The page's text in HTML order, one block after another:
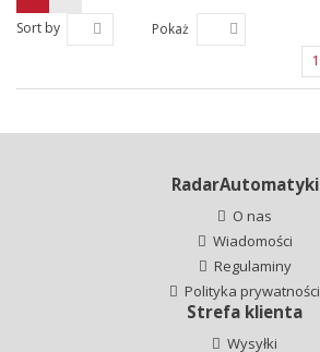
Sort by
Pokaż
1
RadarAutomatyki
O nas
Wiadomości
Regulaminy
Polityka prywatności
Strefa klienta
Wysyłki